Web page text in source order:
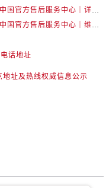
澳门特别行政区望德堂区塔石广场售后服务中心（需提前预约）
福建省福州市鼓楼区五四路128-1号恒力城写字楼15层03室售后服务中心（需提前预约）
广东省广州市天河区天河路230号万菱汇国际中心A塔7层704室售后服务中心（需提前预约）
广东省茂名市电白区水东街道迎宾大道售后服务中心（需提前预约）
欧米茄中国官方售后服务中心｜详细地址与官方电话权威信息通告（2026年7月最新）
欧米茄中国官方售后服务中心｜维修地址与售后服务电话权威信息声明（2026年7月最新）
话地址
址及热线权威信息公示